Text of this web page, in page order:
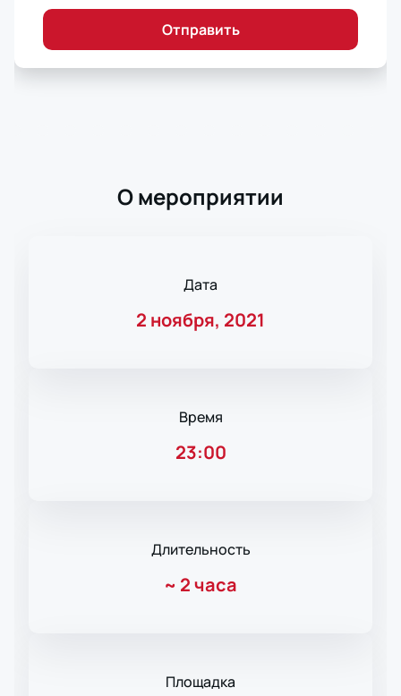
Отправить
О мероприятии
Дата
2 ноября, 2021
Время
23:00
Длительность
~ 2 часа
Площадка